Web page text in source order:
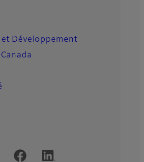
et Développement
Media Accounts